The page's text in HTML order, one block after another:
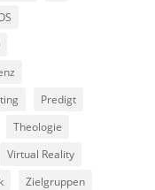
Predigt
Theologie
Virtual Reality
Zielgruppen